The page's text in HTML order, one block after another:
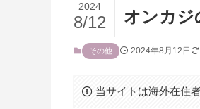
オンカジ
2024
8/12
その他 2024年8月12日
当サイトは海外在住